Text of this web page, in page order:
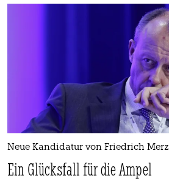
Neue Kandidatur von Friedrich Merz
Ein Glücksfall für die Ampel